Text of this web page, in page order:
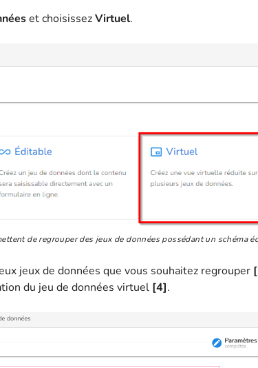
et choisissezVirtuel.
de regrouper des jeux de données possédant un schéma
jeux de données que vous souhaitez regrouper
du jeu de données virtuel [4].